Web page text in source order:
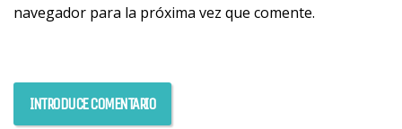
navegador para la próxima vez que comente.